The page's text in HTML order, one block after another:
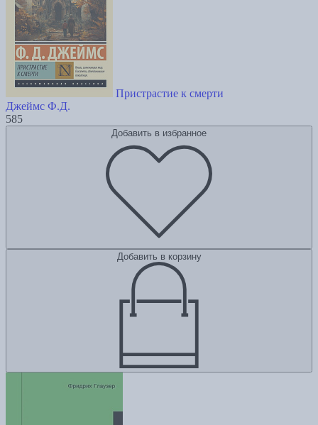
Пристрастие к смерти
Джеймс Ф.Д.
585
Добавить в избранное
Добавить в корзину